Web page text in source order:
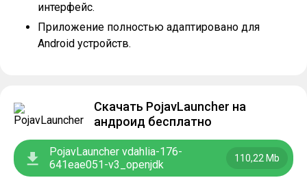
интерфейс.
Приложение полностью адаптировано для
Android устройств.
Скачать PojavLauncher на
андроид бесплатно
PojavLauncher vdahlia-176-
641eae051-v3_openjdk
110,22 Mb